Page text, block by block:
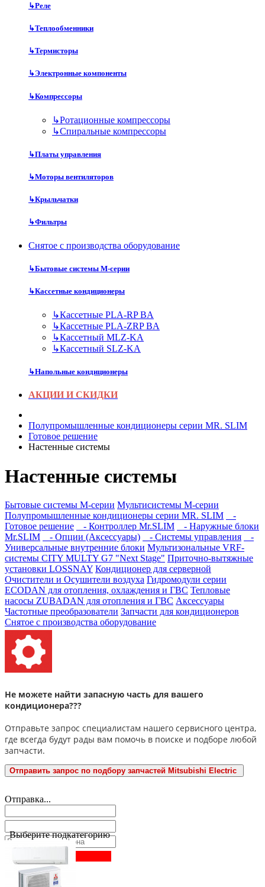
↳Реле
↳Теплообменники
↳Термисторы
↳Электронные компоненты
↳Компрессоры
↳Ротационные компрессоры
↳Спиральные компрессоры
↳Платы управления
↳Моторы вентиляторов
↳Крыльчатки
↳Фильтры
Снятое с производства оборудование
↳Бытовые системы M-серии
↳Кассетные кондиционеры
↳Кассетные PLA-RP BA
↳Кассетные PLA-ZRP BA
↳Кассетный MLZ-KA
↳Кассетный SLZ-KA
↳Напольные кондиционеры
АКЦИИ И СКИДКИ
Полупромышленные кондиционеры серии MR. SLIM
Готовое решение
Настенные системы
Настенные системы
Бытовые системы M-серии Мультисистемы M-серии
Полупромышленные кондиционеры серии MR. SLIM
-
Готовое решение
- Контроллер Mr.SLIM
- Наружные блоки
Mr.SLIM
- Опции (Аксессуары) - Системы управления
-
Универсальные внутренние блоки Мультизональные VRF-
системы CITY MULTY G7 "Next Stage" Приточно-вытяжные
установки LOSSNAY Кондиционер для серверной
Очистители и Осушители воздуха Гидромодули серии
ECODAN для отопления, охлаждения и ГВС Тепловые
насосы ZUBADAN для отопления и ГВС Аксесcуары
Частотные преобразователи Запчасти для кондиционеров
Снятое с производства оборудование
Не можете найти запасную часть для вашего
кондиционера???
Отправьте запрос специалистам нашего сервисного центра,
где всегда будут рады вам помочь в поиске и подборе любой
запчасти.
Отправить запрос по подбору запчастей Mitsubishi Electric
Отправка...
Нажимая
на
Выберите подкатегорию